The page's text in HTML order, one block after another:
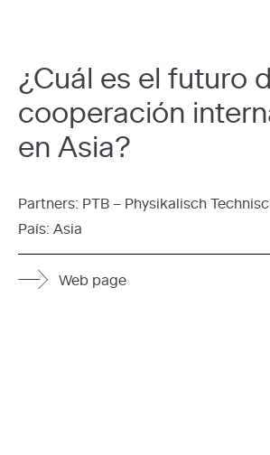
¿Cuál es el futuro
cooperación
en Asia?
Partners: PTB – Physikalisch
País: Asia
Web page